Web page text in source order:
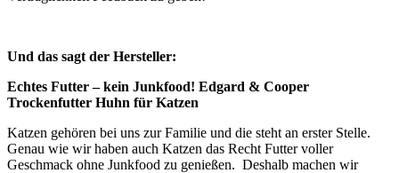
Und das sagt der Hersteller:
Echtes Futter – kein Junkfood! Edgard & Cooper
Trockenfutter Huhn für Katzen
Katzen gehören bei uns zur Familie und die steht an erster Stelle.
Genau wie wir haben auch Katzen das Recht Futter voller
Geschmack ohne Junkfood zu genießen. Deshalb machen wir